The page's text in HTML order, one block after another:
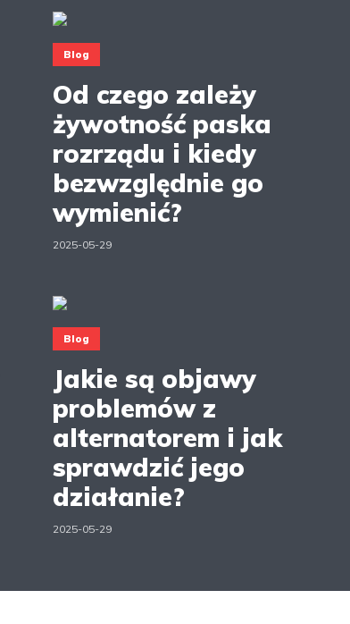
Blog
Od czego zależy
żywotność paska
rozrządu i kiedy
bezwzględnie go
wymienić?
2025-05-29
Blog
Jakie są objawy
problemów z
alternatorem i jak
sprawdzić jego
działanie?
2025-05-29